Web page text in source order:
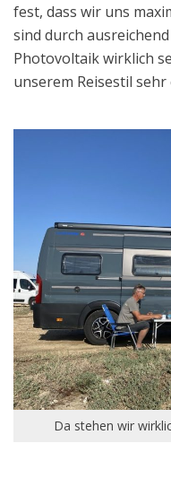
fest, dass wir uns
sind durch
Photovoltaik wirklich
unserem Reisestil
Da stehen wir